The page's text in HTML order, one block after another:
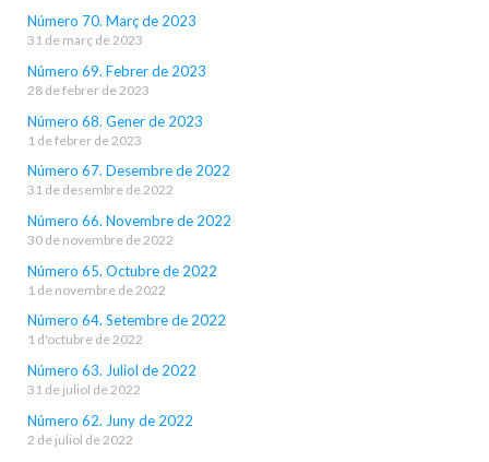
Número 70. Març de 2023
31 de març de 2023
Número 69. Febrer de 2023
28 de febrer de 2023
Número 68. Gener de 2023
1 de febrer de 2023
Número 67. Desembre de 2022
31 de desembre de 2022
Número 66. Novembre de 2022
30 de novembre de 2022
Número 65. Octubre de 2022
1 de novembre de 2022
Número 64. Setembre de 2022
1 d'octubre de 2022
Número 63. Juliol de 2022
31 de juliol de 2022
Número 62. Juny de 2022
2 de juliol de 2022